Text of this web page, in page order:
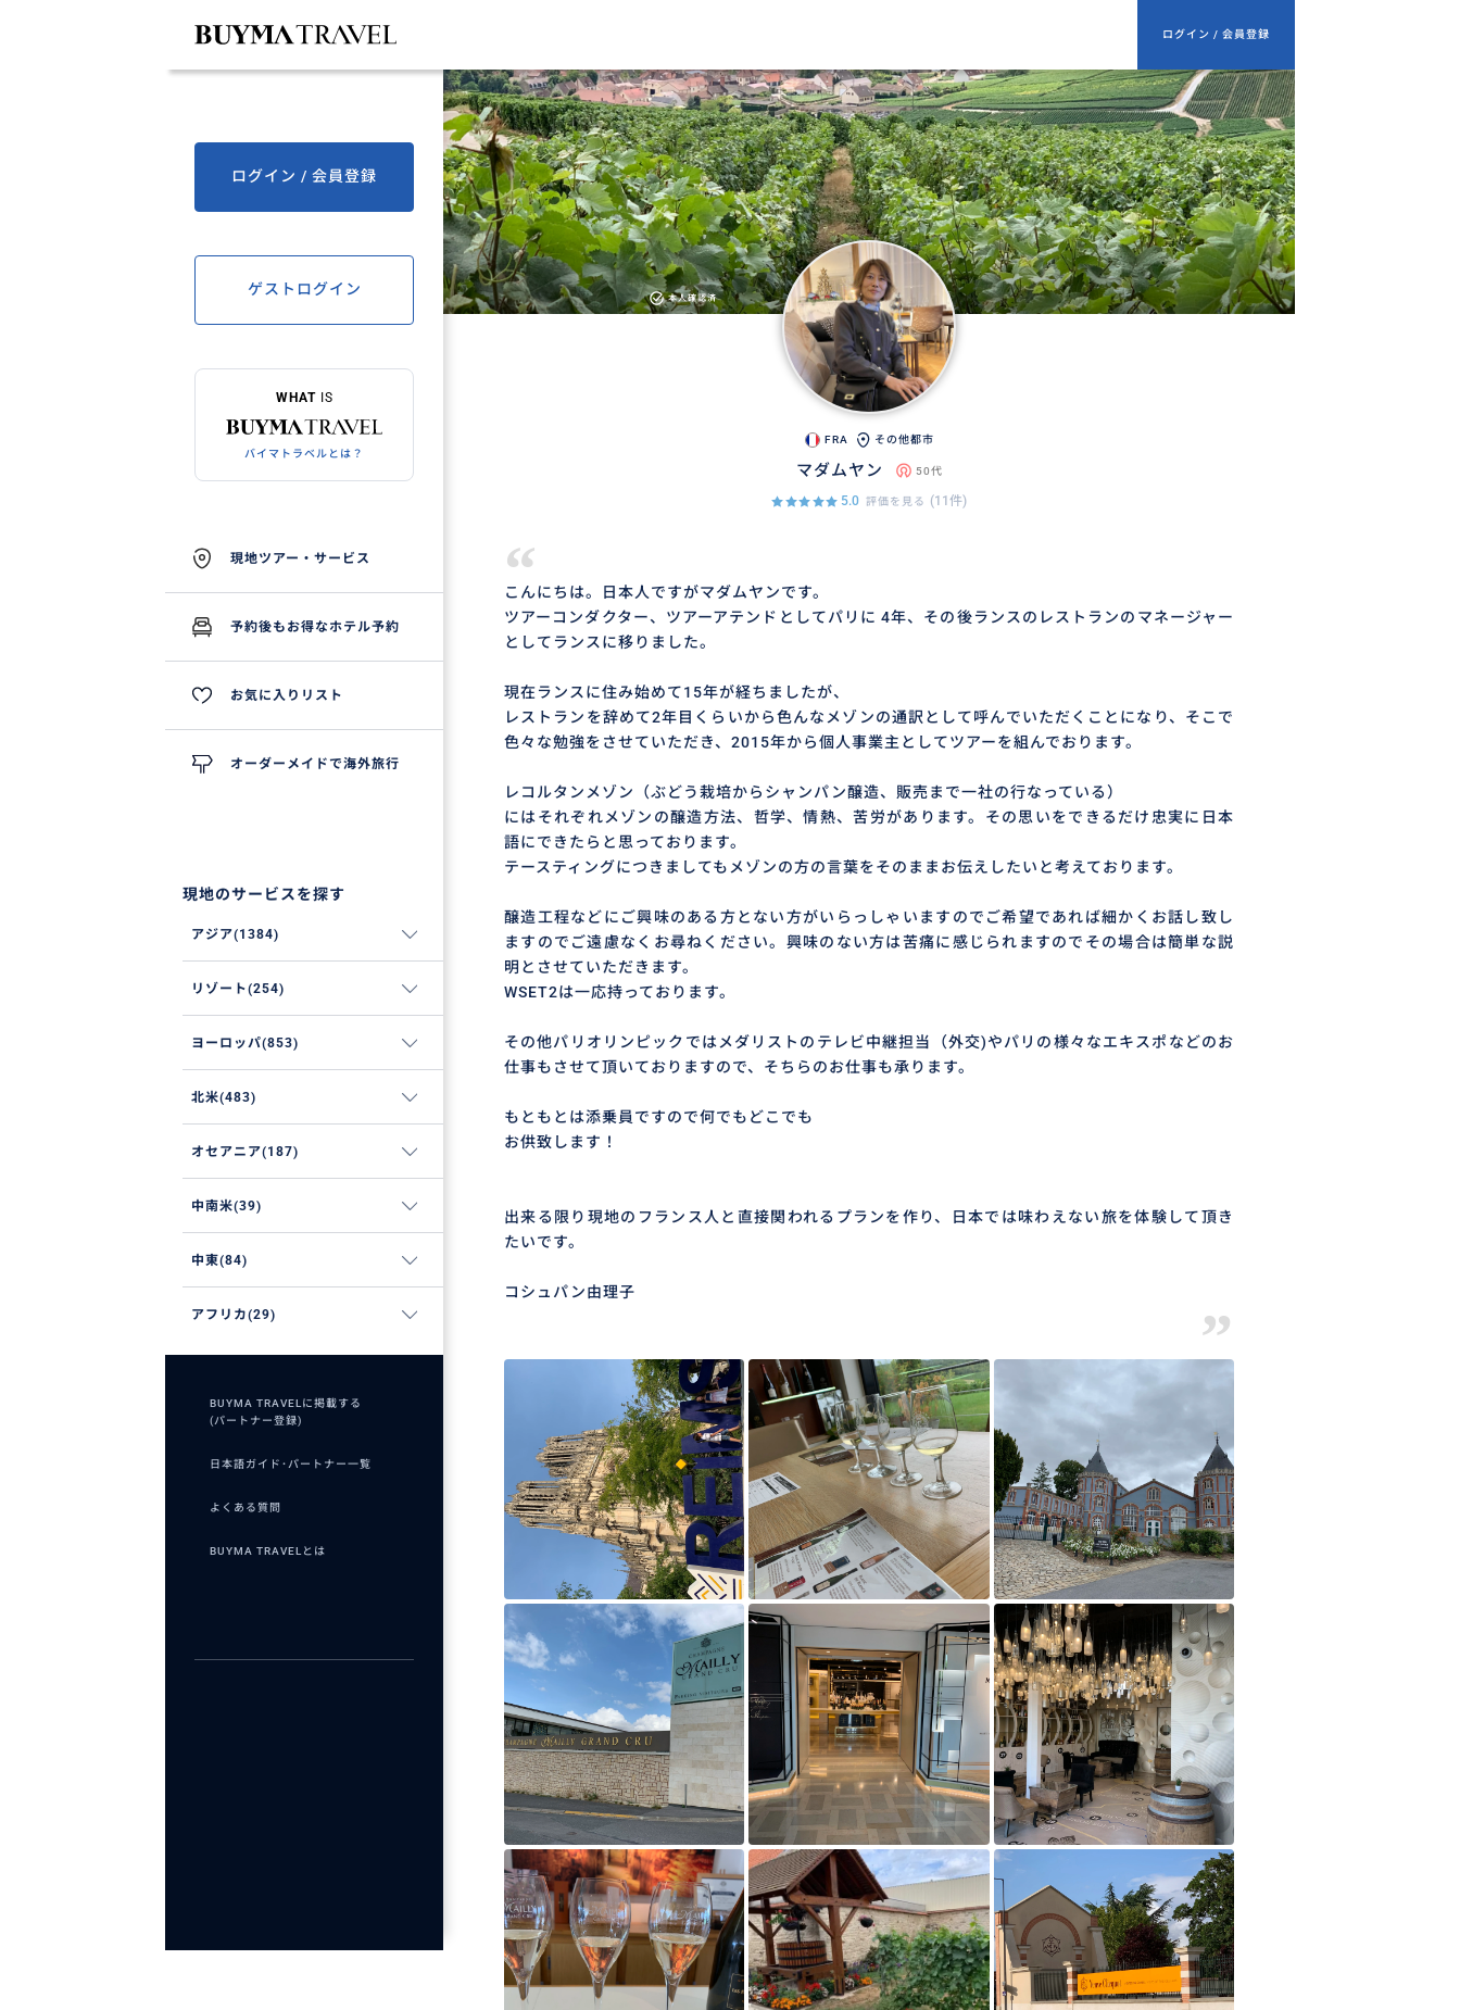
ログイン / 会員登録
本人確認済
FRA その他都市
マダムヤン 50代
5.0 評価を見る (11件)
“
こんにちは。日本人ですがマダムヤンです。
ツアーコンダクター、ツアーアテンドとしてパリに 4年、その後ランスのレストランのマネージャー
としてランスに移りました。
現在ランスに住み始めて15年が経ちましたが、
レストランを辞めて2年目くらいから色んなメゾンの通訳として呼んでいただくことになり、そこで
色々な勉強をさせていただき、2015年から個人事業主としてツアーを組んでおります。
レコルタンメゾン（ぶどう栽培からシャンパン醸造、販売まで一社の行なっている）
にはそれぞれメゾンの醸造方法、哲学、情熱、苦労があります。その思いをできるだけ忠実に日本
語にできたらと思っております。
テースティングにつきましてもメゾンの方の言葉をそのままお伝えしたいと考えております。
醸造工程などにご興味のある方とない方がいらっしゃいますのでご希望であれば細かくお話し致し
ますのでご遠慮なくお尋ねください。興味のない方は苦痛に感じられますのでその場合は簡単な説
明とさせていただきます。
WSET2は一応持っております。
その他パリオリンピックではメダリストのテレビ中継担当（外交)やパリの様々なエキスポなどのお
仕事もさせて頂いておりますので、そちらのお仕事も承ります。
もともとは添乗員ですので何でもどこでも
お供致します！
出来る限り現地のフランス人と直接関われるプランを作り、日本では味わえない旅を体験して頂き
たいです。
コシュパン由理子
”
ログイン / 会員登録
ゲストログイン
WHAT IS
バイマトラベルとは？
現地ツアー・サービス
予約後もお得なホテル予約
お気に入りリスト
オーダーメイドで海外旅行
現地のサービスを探す
アジア(1384)
リゾート(254)
ヨーロッパ(853)
北米(483)
オセアニア(187)
中南米(39)
中東(84)
アフリカ(29)
BUYMA TRAVELに掲載する
(パートナー登録)
日本語ガイド･パートナー一覧
よくある質問
BUYMA TRAVELとは